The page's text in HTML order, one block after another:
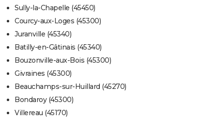
Sully-la-Chapelle (45450)
Courcy-aux-Loges (45300)
Juranville (45340)
Batilly-en-Gâtinais (45340)
Bouzonville-aux-Bois (45300)
Givraines (45300)
Beauchamps-sur-Huillard (45270)
Bondaroy (45300)
Villereau (45170)